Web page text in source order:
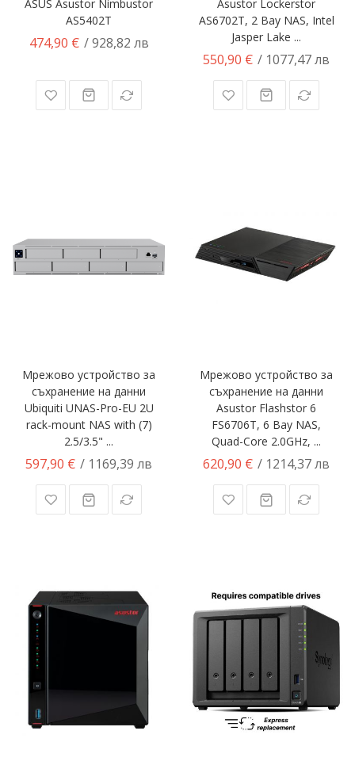
ASUS Asustor Nimbustor
AS5402T
474,90 € / 928,82 лв
Asustor Lockerstor
AS6702T, 2 Bay NAS, Intel
Jasper Lake ...
550,90 € / 1077,47 лв
Мрежово устройство за
съхранение на данни
Ubiquiti UNAS-Pro-EU 2U
rack-mount NAS with (7)
2.5/3.5" ...
597,90 € / 1169,39 лв
Мрежово устройство за
съхранение на данни
Asustor Flashstor 6
FS6706T, 6 Bay NAS,
Quad-Core 2.0GHz, ...
620,90 € / 1214,37 лв